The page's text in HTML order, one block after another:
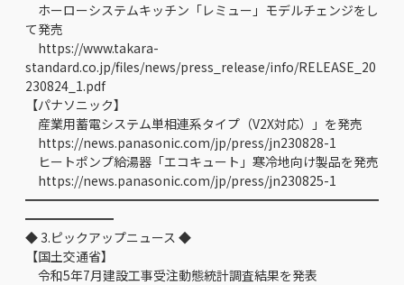
ホーローシステムキッチン「レミュー」モデルチェンジをし
て発売
https://www.takara-
standard.co.jp/files/news/press_release/info/RELEASE_20
230824_1.pdf
【パナソニック】
産業用蓄電システム単相連系タイプ（V2X対応）」を発売
https://news.panasonic.com/jp/press/jn230828-1
ヒートポンプ給湯器「エコキュート」寒冷地向け製品を発売
https://news.panasonic.com/jp/press/jn230825-1
━━━━━━━━━━━━━━━━━━━━━━━━━━━━
━━━━━━━
◆ 3.ピックアップニュース ◆
【国土交通省】
令和5年7月建設工事受注動態統計調査結果を発表